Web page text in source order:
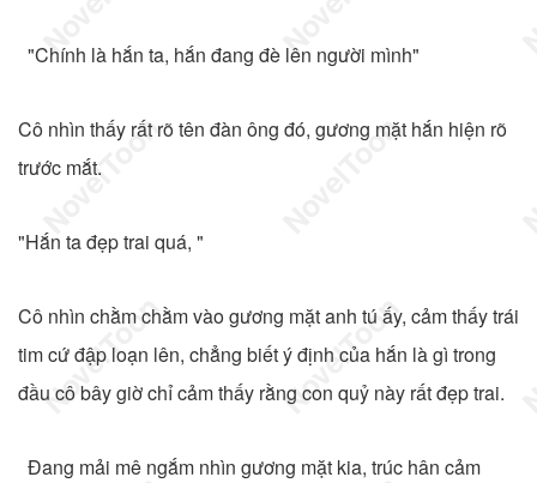
"Chính là hắn ta, hắn đang đè lên người mình"
Cô nhìn thấy rất rõ tên đàn ông đó, gương mặt hắn hiện rõ
trước mắt.
"Hắn ta đẹp trai quá, "
Cô nhìn chằm chằm vào gương mặt anh tú ấy, cảm thấy trái
tim cứ đập loạn lên, chẳng biết ý định của hắn là gì trong
đầu cô bây giờ chỉ cảm thấy rằng con quỷ này rất đẹp trai.
Đang mải mê ngắm nhìn gương mặt kia, trúc hân cảm